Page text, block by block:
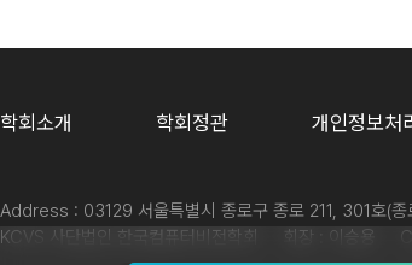
학회소개 학회정관 개인정보처
Address : 03129 서울특별시 종로구 종로 211, 301호(종
KCVS 사단법인 한국컴퓨터비전학회 회장 : 이승